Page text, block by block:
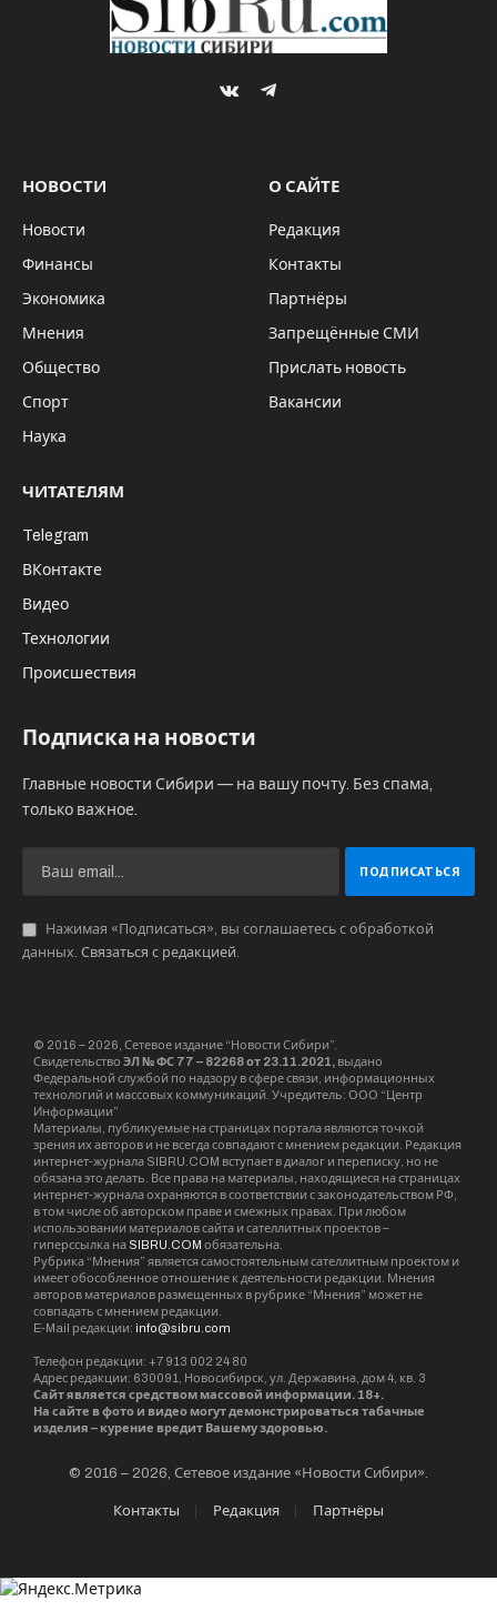
VKontakteTelegram
НОВОСТИ
Новости
Финансы
Экономика
Мнения
Общество
Спорт
Наука
О САЙТЕ
Редакция
Контакты
Партнёры
Запрещённые СМИ
Прислать новость
Вакансии
ЧИТАТЕЛЯМ
Telegram
ВКонтакте
Видео
Технологии
Происшествия
Подписка на новости
Главные новости Сибири — на вашу почту. Без спама,
только важное.
Нажимая «Подписаться», вы соглашаетесь с обработкой
данных. Связаться с редакцией.
© 2016 – 2026, Сетевое издание “Новости Сибири”.
Свидетельство ЭЛ № ФС 77 – 82268 от 23.11.2021, выдано
Федеральной службой по надзору в сфере связи, информационных
технологий и массовых коммуникаций. Учредитель: ООО “Центр
Информации”
Материалы, публикуемые на страницах портала являются точкой
зрения их авторов и не всегда совпадают с мнением редакции. Редакция
интернет-журнала SIBRU.COM вступает в диалог и переписку, но не
обязана это делать. Все права на материалы, находящиеся на страницах
интернет-журнала охраняются в соответствии с законодательством РФ,
в том числе об авторском праве и смежных правах. При любом
использовании материалов сайта и сателлитных проектов –
гиперссылка на SIBRU.COM обязательна.
Рубрика “Мнения” является самостоятельным сателлитным проектом и
имеет обособленное отношение к деятельности редакции. Мнения
авторов материалов размещенных в рубрике “Мнения” может не
совпадать с мнением редакции.
E-Mail редакции: info@sibru.com
Телефон редакции: +7 913 002 24 80
Адрес редакции: 630091, Новосибирск, ул. Державина, дом 4, кв. 3
Сайт является средством массовой информации. 18+.
На сайте в фото и видео могут демонстрироваться табачные
изделия – курение вредит Вашему здоровью.
© 2016 – 2026, Сетевое издание «Новости Сибири».
Контакты Редакция Партнёры